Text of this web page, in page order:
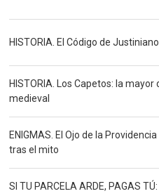
HISTORIA. El Código de
HISTORIA. Los Capetos: la
medieval
ENIGMAS. El Ojo de la
tras el mito
SI TU PARCELA ARDE, PAGAS